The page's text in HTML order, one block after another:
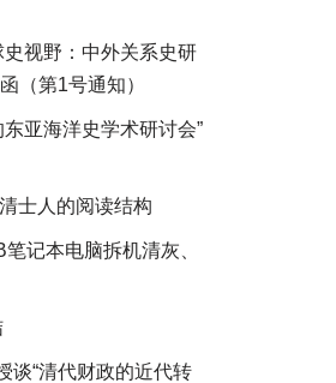
史视野：中外关系史研
（第1号通知）
亚海洋史学术研讨会”
士人的阅读结构
记本电脑拆机清灰、
谈“清代财政的近代转